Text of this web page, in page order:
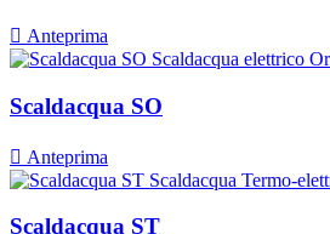
 Anteprima
Scaldacqua SO
 Anteprima
Scaldacqua ST